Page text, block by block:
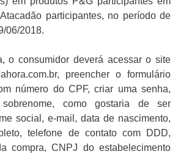
participantes, no período de
06/2018.
o consumidor deverá acessar o site
preencher o formulário
número do CPF, criar uma senha,
como gostaria de ser
social, e-mail, data de nascimento,
telefone de contato com DDD,
compra, CNPJ do estabelecimento